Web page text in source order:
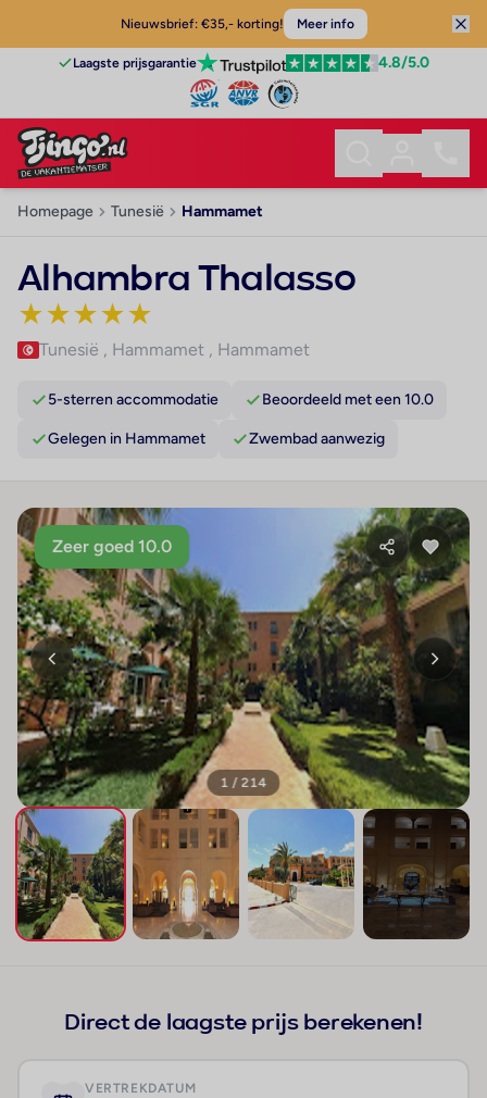
Nieuwsbrief: €35,- korting! Meer info
Laagste prijsgarantie 4.8/5.0
Homepage Tunesië Hammamet
Alhambra Thalasso
★★★★★
Tunesië , Hammamet , Hammamet
5-sterren accommodatie Beoordeeld met een 10.0
Gelegen in Hammamet Zwembad aanwezig
Zeer goed 10.0
1 / 214
Direct de laagste prijs berekenen!
VERTREKDATUM